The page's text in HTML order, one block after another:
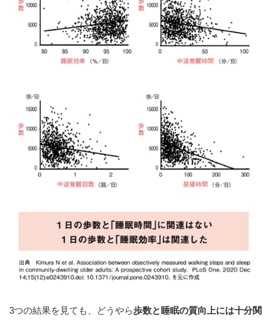
3つの結果を見ても、どうやら歩数と睡眠の質向上には十分関